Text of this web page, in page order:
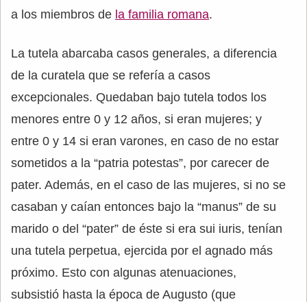
a los miembros de la familia romana.
La tutela abarcaba casos generales, a diferencia
de la curatela que se refería a casos
excepcionales. Quedaban bajo tutela todos los
menores entre 0 y 12 años, si eran mujeres; y
entre 0 y 14 si eran varones, en caso de no estar
sometidos a la “patria potestas”, por carecer de
pater. Además, en el caso de las mujeres, si no se
casaban y caían entonces bajo la “manus” de su
marido o del “pater” de éste si era sui iuris, tenían
una tutela perpetua, ejercida por el agnado más
próximo. Esto con algunas atenuaciones,
subsistió hasta la época de Augusto (que